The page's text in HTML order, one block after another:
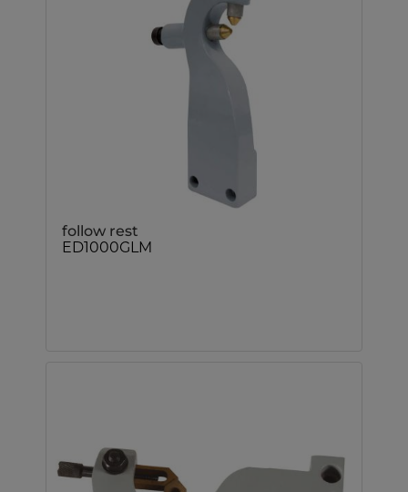
follow rest
ED1000GLM